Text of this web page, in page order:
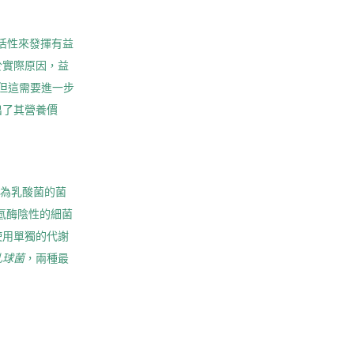
性來發揮有益
際原因，益
這需要進一步
其營養價
乳酸菌的菌
酶陰性的細菌
單獨的代謝
菌，兩種最